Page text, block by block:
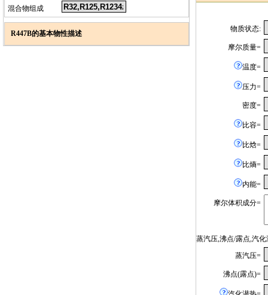
混合物组成
R447B的基本物性描述
物质状态:
摩尔质量=
温度=
压力=
密度=
比容=
比焓=
比熵=
内能=
摩尔体积成分=
蒸汽压,沸点/露点,汽
蒸汽压=
沸点(露点)=